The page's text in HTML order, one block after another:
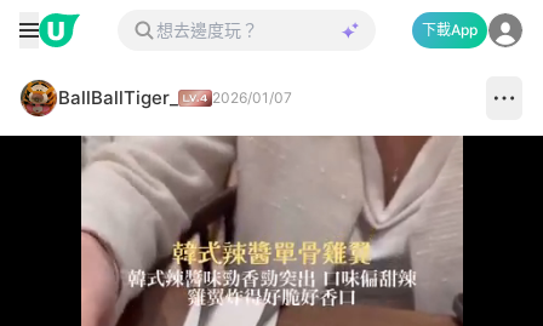
下載App
BallBallTiger_ 2026/01/07